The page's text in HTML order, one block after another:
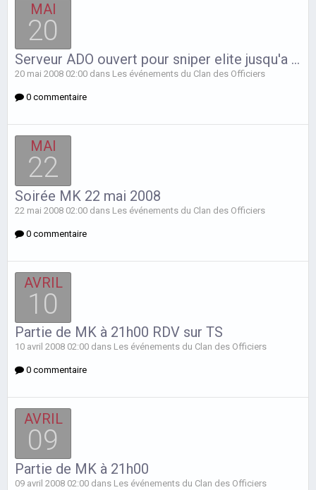
MAI
20
Serveur ADO ouvert pour sniper elite jusqu'a 22.30
20 mai 2008 02:00 dans Les événements du Clan des Officiers
0 commentaire
MAI
22
Soirée MK 22 mai 2008
22 mai 2008 02:00 dans Les événements du Clan des Officiers
0 commentaire
AVRIL
10
Partie de MK à 21h00 RDV sur TS
10 avril 2008 02:00 dans Les événements du Clan des Officiers
0 commentaire
AVRIL
09
Partie de MK à 21h00
09 avril 2008 02:00 dans Les événements du Clan des Officiers